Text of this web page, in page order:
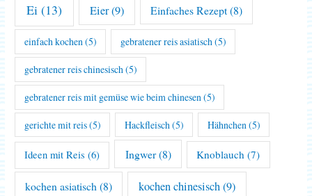
Ei (13) Eier(9) Einfaches Rezept(8)
einfach kochen(5) gebratener reis asiatisch(5)
gebratener reis chinesisch (5)
gebratener reis mit gemüse wie beim chinesen (5)
gerichte mit reis(5) Hackfleisch (5) Hähnchen (5)
Ideen mit Reis (6) Ingwer(8) Knoblauch (7)
kochen asiatisch (8) kochen chinesisch(9)